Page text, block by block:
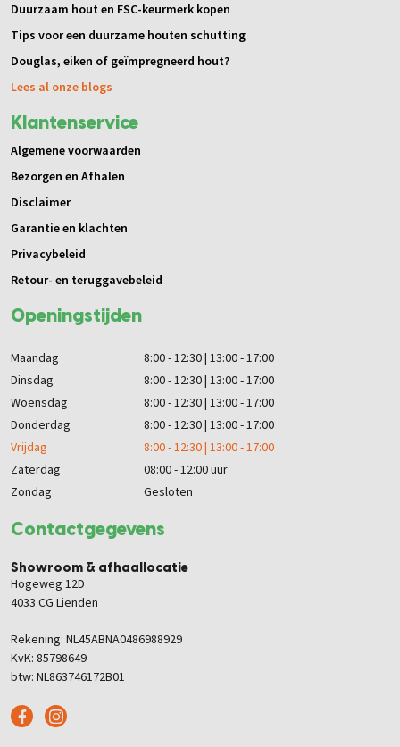
Contactgegevens
Showroom & afhaallocatie
Hogeweg 12D
4033 CG Lienden
Rekening: NL45ABNA0486988929
KvK: 85798649
btw: NL863746172B01
Openingstijden
Maandag
8:00 - 12:30 | 13:00 - 17:00
Dinsdag
8:00 - 12:30 | 13:00 - 17:00
Woensdag
8:00 - 12:30 | 13:00 - 17:00
Donderdag
8:00 - 12:30 | 13:00 - 17:00
Vrijdag
8:00 - 12:30 | 13:00 - 17:00
Zaterdag
08:00 - 12:00 uur
Zondag
Gesloten
Duurzaam hout en FSC-keurmerk kopen
Tips voor een duurzame houten schutting
Douglas, eiken of geïmpregneerd hout?
Lees al onze blogs
Klantenservice
Algemene voorwaarden
Bezorgen en Afhalen
Disclaimer
Garantie en klachten
Privacybeleid
Retour- en teruggavebeleid